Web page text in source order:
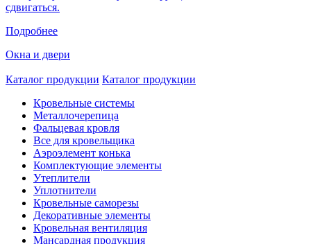
сдвигаться.
Подробнее
Окна и двери
Каталог продукции Каталог продукции
Кровельные системы
Металлочерепица
Фальцевая кровля
Все для кровельщика
Аэроэлемент конька
Комплектующие элементы
Утеплители
Уплотнители
Кровельные саморезы
Декоративные элементы
Кровельная вентиляция
Мансардная продукция